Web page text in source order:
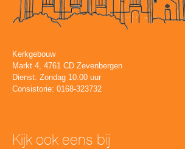
Kerkgebouw
Markt 4, 4761 CD Zevenbergen
Dienst: Zondag 10.00 uur
Consistorie: 0168-323732
Kijk ook eens bij